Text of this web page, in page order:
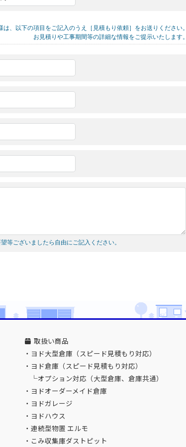
、以下の項目をご記入のうえ［見積もり依頼］をお送りください。
お見積りや工事期間等の詳細な情報をご提示いたします。
等ございましたら自由にご記入ください。
取扱い商品
・ ヨド大型倉庫（スピード見積もり対応）
・ ヨド倉庫（スピード見積もり対応）
└オプション対応（大型倉庫、倉庫共通）
・ ヨドオーダーメイド倉庫
・ ヨドガレージ
・ ヨドハウス
・ 連続型物置 エルモ
・ こみ収集庫ダストピット